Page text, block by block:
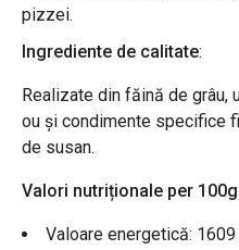
pizzei.
Ingrediente de calitate:
Realizate din făină de grâu,
ou și condimente specifice
de susan.
Valori nutriționale per 100g:
Valoare energetică: